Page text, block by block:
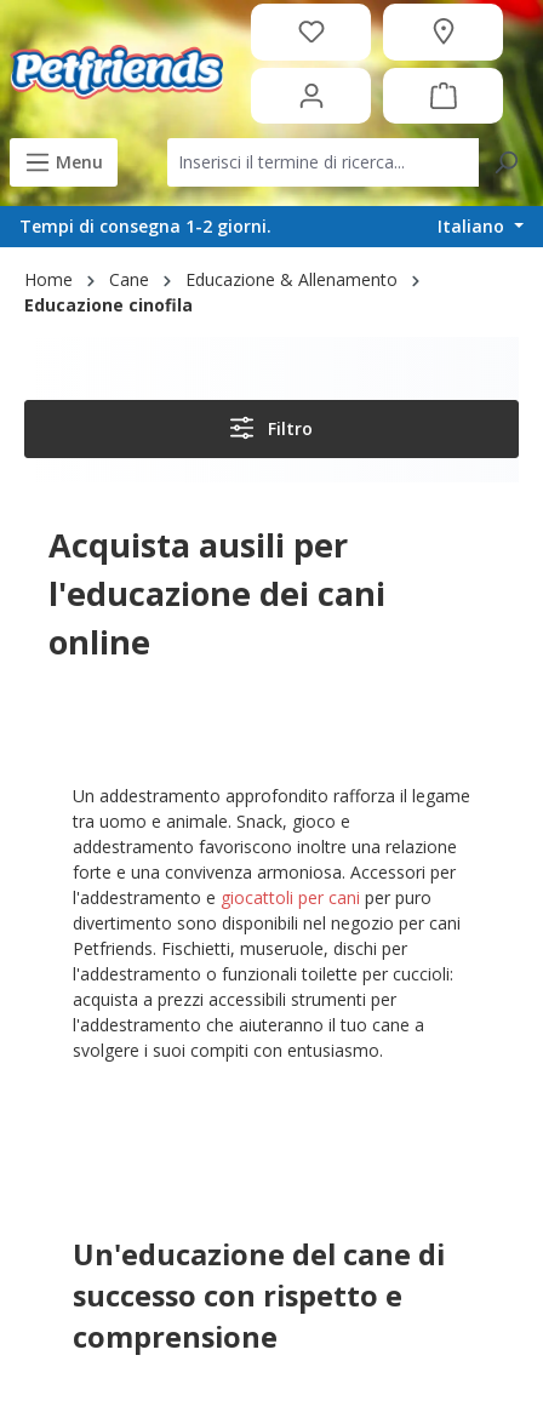
content
Menu
Tempi di consegna 1-2 giorni. Italiano
Home Cane
Educazione & Allenamento
Educazione cinofila
Filtro
Acquista ausili per
l'educazione dei cani
online
Un addestramento approfondito rafforza il legame
tra uomo e animale. Snack, gioco e
addestramento favoriscono inoltre una relazione
forte e una convivenza armoniosa. Accessori per
l'addestramento e giocattoli per cani per puro
divertimento sono disponibili nel negozio per cani
Petfriends. Fischietti, museruole, dischi per
l'addestramento o funzionali toilette per cuccioli:
acquista a prezzi accessibili strumenti per
l'addestramento che aiuteranno il tuo cane a
svolgere i suoi compiti con entusiasmo.
Un'educazione del cane di
successo con rispetto e
comprensione